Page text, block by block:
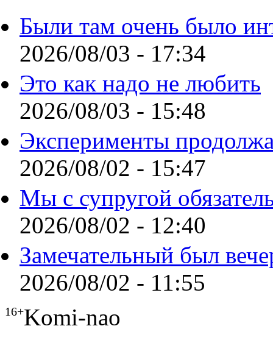
Были там очень было
2026/08/03 - 17:34
Это как надо не любить
2026/08/03 - 15:48
Эксперименты
2026/08/02 - 15:47
Мы с супругой
2026/08/02 - 12:40
Замечательный был
2026/08/02 - 11:55
16+Komi-nao